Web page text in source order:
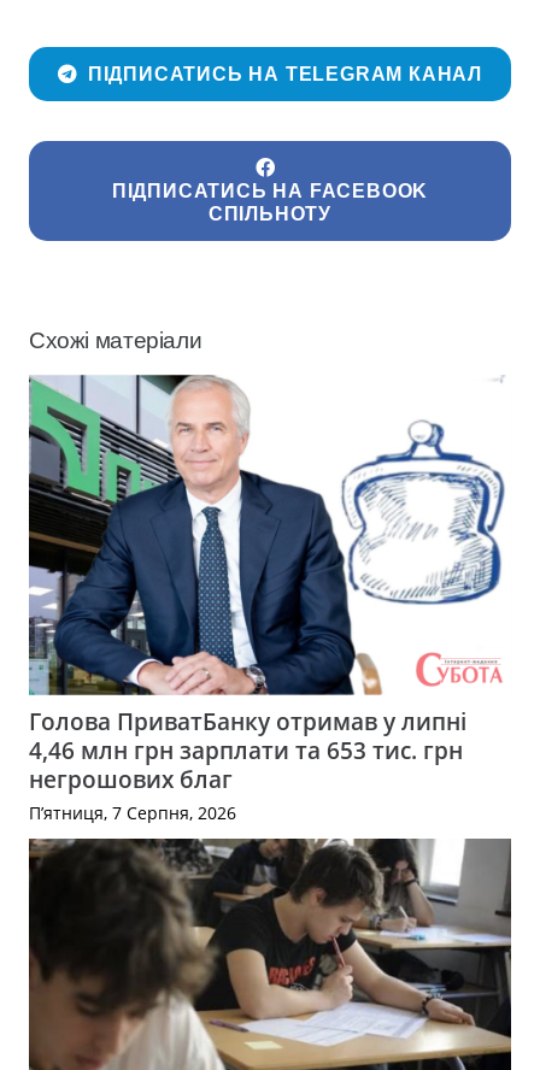
ПІДПИСАТИСЬ НА TELEGRAM КАНАЛ
ПІДПИСАТИСЬ НА FACEBOOK
СПІЛЬНОТУ
Схожі матеріали
Голова ПриватБанку отримав у липні
4,46 млн грн зарплати та 653 тис. грн
негрошових благ
П’ятниця, 7 Серпня, 2026